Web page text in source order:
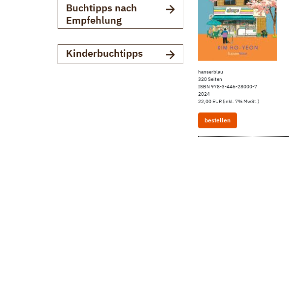
Buchtipps nach
Empfehlung
Kinderbuchtipps
hanserblau
320 Seiten
ISBN 978-3-446-28000-7
2024
22,00 EUR (inkl. 7% MwSt.)
bestellen